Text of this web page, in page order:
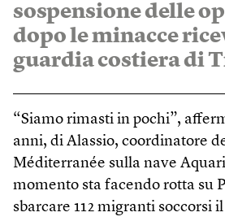
sospensione delle
dopo le minacce
guardia costiera di
“Siamo rimasti in pochi”,
anni, di Alassio, coordinatore
Méditerranée sulla nave
momento sta facendo rotta su
sbarcare 112 migranti soccorsi